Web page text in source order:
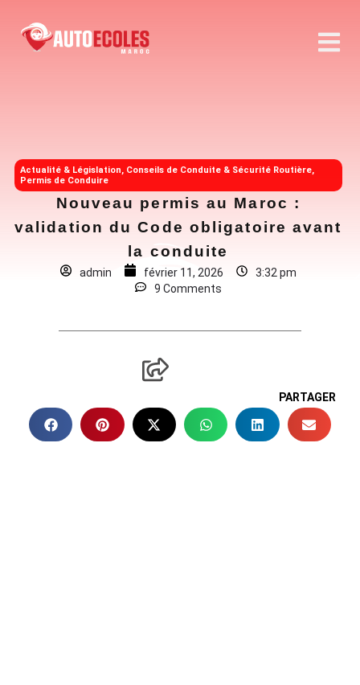
Actualité & Législation, Conseils de Conduite & Sécurité Routière,
Permis de Conduire
Nouveau permis au Maroc :
validation du Code obligatoire avant
la conduite
admin février 11, 2026
3:32 pm
9 Comments
PARTAGER